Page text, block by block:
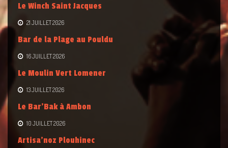
Le Winch Saint Jacques
21 JUILLET 2026
Bar de la Plage au Pouldu
16 JUILLET 2026
Le Moulin Vert Lomener
13 JUILLET 2026
Le Bar’Bak à Ambon
10 JUILLET 2026
Artisa’noz Plouhinec